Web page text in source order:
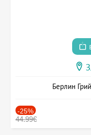
Берлин
-25%
44.99€